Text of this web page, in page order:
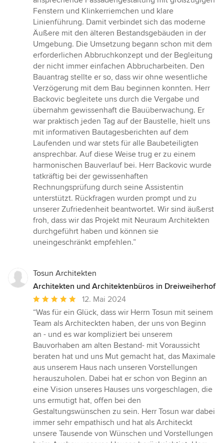
Fenstern und Klinkerriemchen und klare
Linienführung. Damit verbindet sich das moderne
Äußere mit den älteren Bestandsgebäuden in der
Umgebung. Die Umsetzung begann schon mit dem
erforderlichen Abbruchkonzept und der Begleitung
der nicht immer einfachen Abbrucharbeiten. Den
Bauantrag stellte er so, dass wir ohne wesentliche
Verzögerung mit dem Bau beginnen konnten. Herr
Backovic begleitete uns durch die Vergabe und
übernahm gewissenhaft die Bauüberwachung. Er
war praktisch jeden Tag auf der Baustelle, hielt uns
mit informativen Bautagesberichten auf dem
Laufenden und war stets für alle Baubeteiligten
ansprechbar. Auf diese Weise trug er zu einem
harmonischen Bauverlauf bei. Herr Backovic wurde
tatkräftig bei der gewissenhaften
Rechnungsprüfung durch seine Assistentin
unterstützt. Rückfragen wurden prompt und zu
unserer Zufriedenheit beantwortet. Wir sind äußerst
froh, dass wir das Projekt mit Neuraum Architekten
durchgeführt haben und können sie
uneingeschränkt empfehlen.”
Tosun Architekten
Architekten und Architektenbüros in Dreiweiherhof
Durchschnittliche
Bewertung:
5
von
5
Sternen
12. Mai 2024
“Was für ein Glück, dass wir Herrn Tosun mit seinem
Team als Architeckten haben, der uns von Beginn
an - und es war kompliziert bei unserem
Bauvorhaben am alten Bestand- mit Voraussicht
beraten hat und uns Mut gemacht hat, das Maximale
aus unserem Haus nach unseren Vorstellungen
herauszuholen. Dabei hat er schon von Beginn an
eine Vision unseres Hauses uns vorgeschlagen, die
uns ermutigt hat, offen bei den
Gestaltungswünschen zu sein. Herr Tosun war dabei
immer sehr empathisch und hat als Architeckt
unsere Tausende von Wünschen und Vorstellungen